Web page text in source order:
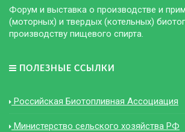
Форум и выставка о производстве и
(моторных) и твердых (котельных)
производству пищевого спирта.
ПОЛЕЗНЫЕ ССЫЛКИ
Российская Биотопливная Ассоциация
Министерство сельского хозяйства РФ